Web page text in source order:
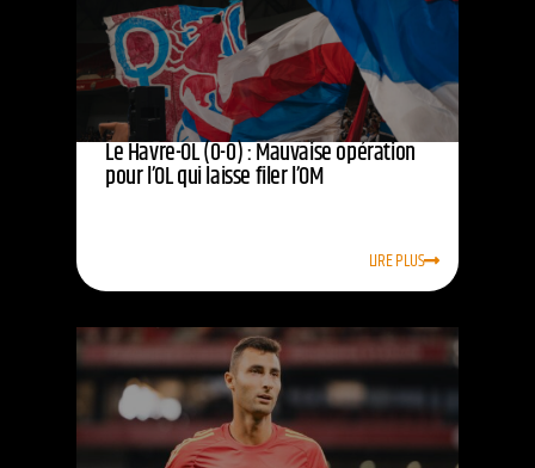
Le Havre-OL (0-0) : Mauvaise opération
pour l’OL qui laisse filer l’OM
LIRE PLUS